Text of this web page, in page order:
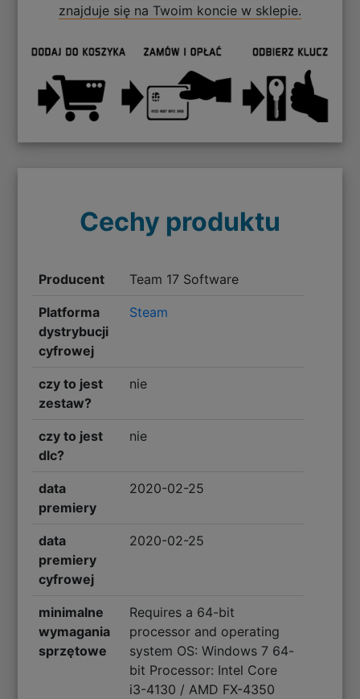
znajduje się na Twoim koncie w sklepie.
Cechy produktu
Producent Team 17 Software
Platforma
dystrybucji
cyfrowej
Steam
czy to jest
zestaw?
nie
czy to jest
dlc?
nie
data
premiery
2020-02-25
data
premiery
cyfrowej
2020-02-25
minimalne
wymagania
sprzętowe
Requires a 64-bit
processor and operating
system OS: Windows 7 64-
bit Processor: Intel Core
i3-4130 / AMD FX-4350